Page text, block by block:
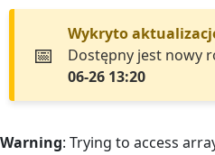
📅
Wykryto
Dostępny jest nowy
06-26 13:20
Warning: Trying to access